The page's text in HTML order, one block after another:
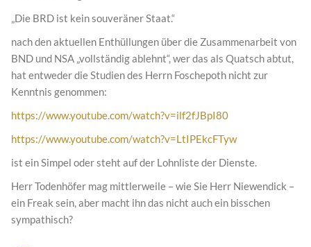
„Die BRD ist kein souveräner Staat.“
nach den aktuellen Enthüllungen über die Zusammenarbeit von
BND und NSA „vollständig ablehnt“, wer das als Quatsch abtut,
hat entweder die Studien des Herrn Foschepoth nicht zur
Kenntnis genommen:
https://www.youtube.com/watch?v=ilf2fJBpI80
https://www.youtube.com/watch?v=LtIPEkcFTyw
ist ein Simpel oder steht auf der Lohnliste der Dienste.
Herr Todenhöfer mag mittlerweile – wie Sie Herr Niewendick –
ein Freak sein, aber macht ihn das nicht auch ein bisschen
sympathisch?